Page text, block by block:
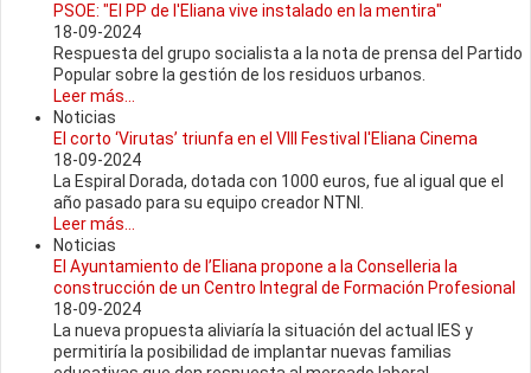
PSOE: "El PP de l'Eliana vive instalado en la mentira"
18-09-2024
Respuesta del grupo socialista a la nota de prensa del Partido
Popular sobre la gestión de los residuos urbanos.
Leer más...
Noticias
El corto ‘Virutas’ triunfa en el VIII Festival l'Eliana Cinema
18-09-2024
La Espiral Dorada, dotada con 1000 euros, fue al igual que el
año pasado para su equipo creador NTNI.
Leer más...
Noticias
El Ayuntamiento de l’Eliana propone a la Conselleria la
construcción de un Centro Integral de Formación Profesional
18-09-2024
La nueva propuesta aliviaría la situación del actual IES y
permitiría la posibilidad de implantar nuevas familias